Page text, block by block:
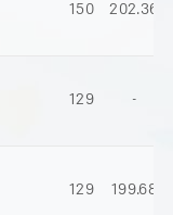
150 202.36
129 -
129 199.68